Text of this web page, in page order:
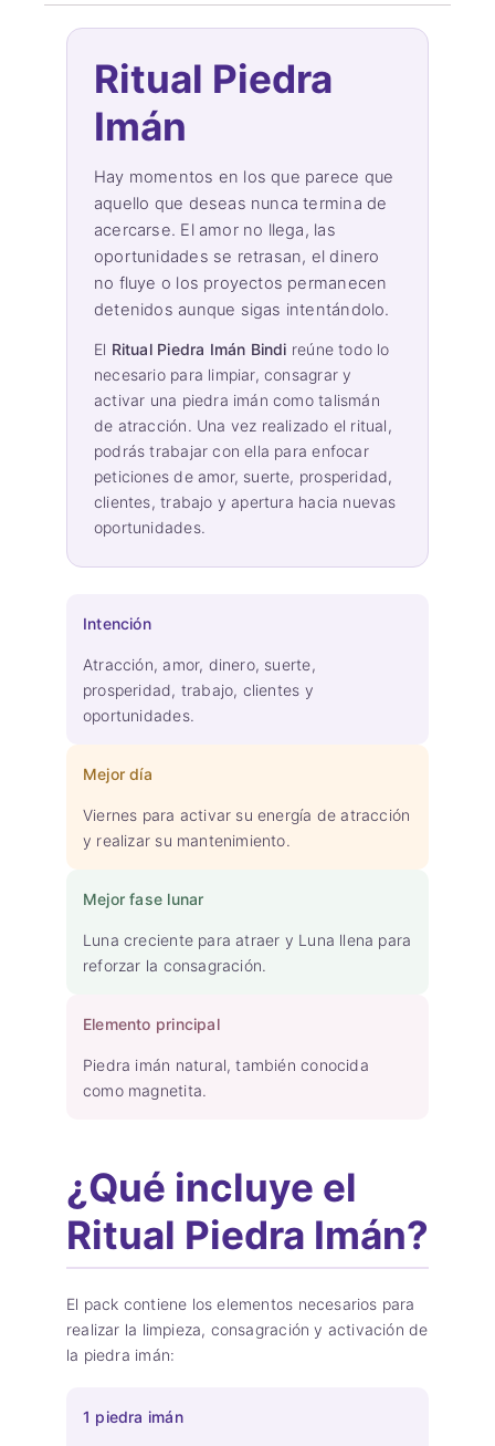
Ritual Piedra
Imán
Hay momentos en los que parece que
aquello que deseas nunca termina de
acercarse. El amor no llega, las
oportunidades se retrasan, el dinero
no fluye o los proyectos permanecen
detenidos aunque sigas intentándolo.
El Ritual Piedra Imán Bindi reúne todo lo
necesario para limpiar, consagrar y
activar una piedra imán como talismán
de atracción. Una vez realizado el ritual,
podrás trabajar con ella para enfocar
peticiones de amor, suerte, prosperidad,
clientes, trabajo y apertura hacia nuevas
oportunidades.
Intención
Atracción, amor, dinero, suerte,
prosperidad, trabajo, clientes y
oportunidades.
Mejor día
Viernes para activar su energía de atracción
y realizar su mantenimiento.
Mejor fase lunar
Luna creciente para atraer y Luna llena para
reforzar la consagración.
Elemento principal
Piedra imán natural, también conocida
como magnetita.
¿Qué incluye el
Ritual Piedra Imán?
El pack contiene los elementos necesarios para
realizar la limpieza, consagración y activación de
la piedra imán:
1 piedra imán